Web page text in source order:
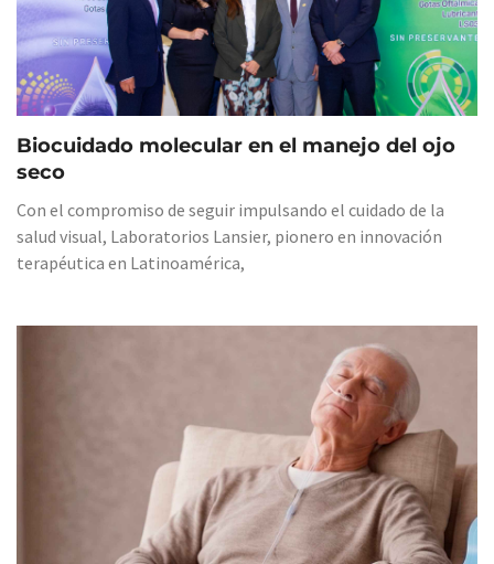
Biocuidado molecular en el manejo del ojo
seco
Con el compromiso de seguir impulsando el cuidado de la
salud visual, Laboratorios Lansier, pionero en innovación
terapéutica en Latinoamérica,